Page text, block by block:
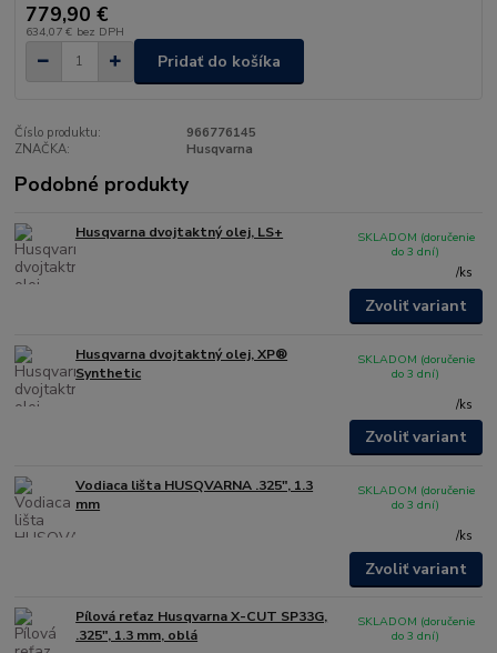
779,90 €
634,07 € bez DPH
Pridať do košíka
Číslo produktu:
966776145
ZNAČKA:
Husqvarna
Podobné produkty
Husqvarna dvojtaktný olej, LS+
/ks
SKLADOM (doručenie
do 3 dní)
Zvoliť variant
Husqvarna dvojtaktný olej, XP®
Synthetic
/ks
SKLADOM (doručenie
do 3 dní)
Zvoliť variant
Vodiaca lišta HUSQVARNA .325", 1.3
mm
/ks
SKLADOM (doručenie
do 3 dní)
Zvoliť variant
Pílová reťaz Husqvarna X-CUT SP33G,
.325", 1.3 mm, oblá
SKLADOM (doručenie
do 3 dní)